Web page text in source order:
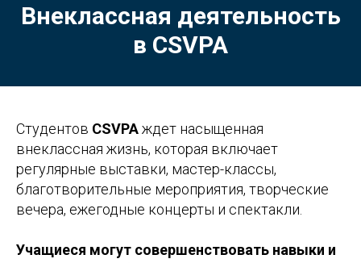
Внеклассная деятельность
в CSVPA
Студентов CSVPAждет насыщенная
внеклассная жизнь, которая включает
регулярные выставки, мастер-классы,
благотворительные мероприятия, творческие
вечера, ежегодные концерты и спектакли.
Учащиеся могут совершенствовать навыки и